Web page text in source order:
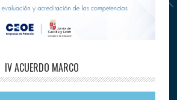
IV ACUERDO MARCO